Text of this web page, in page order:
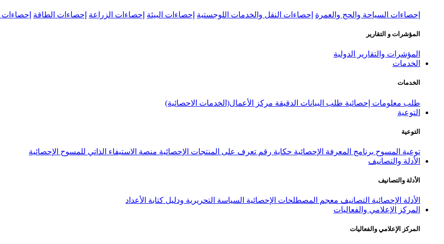
إحصاءات السياحة والحج والعمرة إحصاءات النقل والخدمات اللوجستية إحصاءات البيئة إحصاءات الزراعة إحصاءات الطاقة إحصاءات
المؤشرات و التقارير
المؤشرات والتقارير الدولية
الخدمات
الخدمات
طلب معلومات إحصائية طلب البيانات الدقيقة مركز الأعمال(الخدمات الاحصائية)
التوعية
التوعية
توعية المسوح برنامج المعرفة الإحصائية حكاية رقم تعرف على المنتجات الإحصائية منصة الاستيفاء الذاتي للمسوح الإحصائية
الأدلة والتصانيف
الأدلة والتصانيف
الأدلة الإحصائية التصانيف معجم المصطلحات الإحصائية السياسة التحريرية ودليل كتابة الأعداد
المركز الإعلامي والفعاليات
المركز الإعلامي والفعاليات